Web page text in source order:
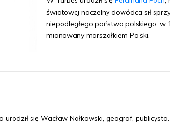
światowej naczelny dowódca sił
niepodległego państwa polskiego; w
mianowany marszałkiem Polski.
się Wacław Nałkowski, geograf, publicysta.